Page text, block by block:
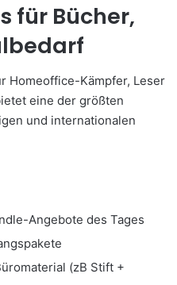
für Bücher,
Homeoffice-Kämpfer, Leser
eine der größten
und internationalen
Angebote des Tages
(zB Stift +